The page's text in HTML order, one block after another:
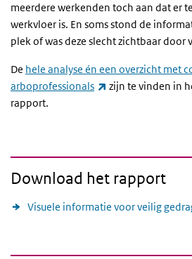
meerdere werkenden toch aan dat er
werkvloer is. En soms stond de
plek of was deze slecht zichtbaar door
De hele analyse én een overzicht met
arboprofessionals
(externe link)
zijn te vinden in
rapport.
Download het rapport
Visuele informatie voor veilig